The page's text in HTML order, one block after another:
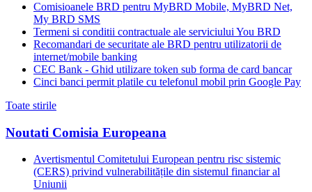
Comisioanele BRD pentru MyBRD Mobile, MyBRD Net,
My BRD SMS
Termeni si conditii contractuale ale serviciului You BRD
Recomandari de securitate ale BRD pentru utilizatorii de
internet/mobile banking
CEC Bank - Ghid utilizare token sub forma de card bancar
Cinci banci permit platile cu telefonul mobil prin Google Pay
Toate stirile
Noutati Comisia Europeana
Avertismentul Comitetului European pentru risc sistemic
(CERS) privind vulnerabilitățile din sistemul financiar al
Uniunii